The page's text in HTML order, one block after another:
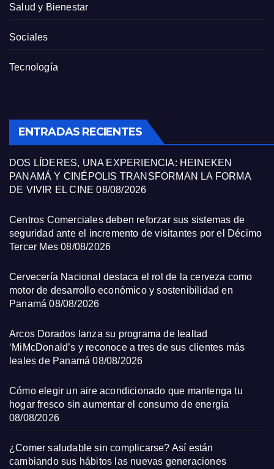
Salud y Bienestar
Sociales
Tecnología
ENTRADAS RECIENTES
DOS LÍDERES, UNA EXPERIENCIA: HEINEKEN
PANAMÁ Y CINÉPOLIS TRANSFORMAN LA FORMA
DE VIVIR EL CINE 08/08/2026
Centros Comerciales deben reforzar sus sistemas de
seguridad ante el incremento de visitantes por el Décimo
Tercer Mes 08/08/2026
Cervecería Nacional destaca el rol de la cerveza como
motor de desarrollo económico y sostenibilidad en
Panamá 08/08/2026
Arcos Dorados lanza su programa de lealtad
‘MiMcDonald’s y reconoce a tres de sus clientes más
leales de Panamá 08/08/2026
Cómo elegir un aire acondicionado que mantenga tu
hogar fresco sin aumentar el consumo de energía
08/08/2026
¿Comer saludable sin complicarse? Así están
cambiando sus hábitos las nuevas generaciones